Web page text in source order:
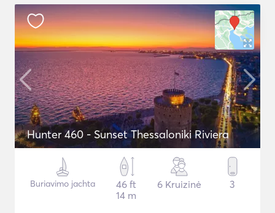
Hunter 460 - Sunset Thessaloniki Riviera
Buriavimo jachta
46 ft
14 m
6 Kruizinė 3